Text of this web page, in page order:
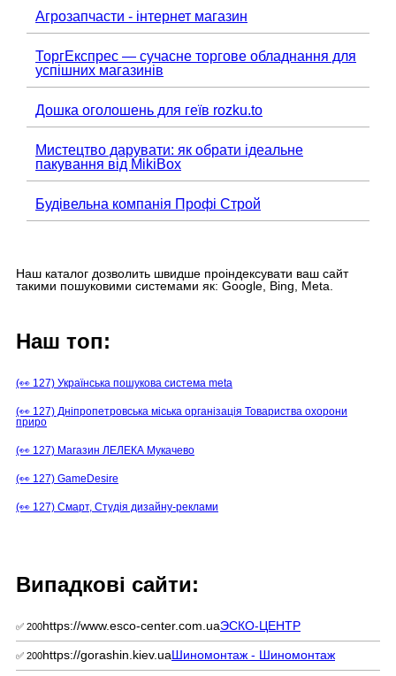
Агрозапчасти - інтернет магазин
ТоргЕкспрес — сучасне торгове обладнання для
успішних магазинів
Дошка оголошень для геїв rozku.to
Мистецтво дарувати: як обрати ідеальне
пакування від MikiBox
Будівельна компанія Профі Строй
Наш каталог дозволить швидше проіндексувати ваш сайт
такими пошуковими системами як: Google, Bing, Meta.
Наш топ:
(👀 127) Українська пошукова система meta
(👀 127) Дніпропетровська міська організація Товариства охорони
приро
(👀 127) Магазин ЛЕЛЕКА Мукачево
(👀 127) GameDesire
(👀 127) Смарт, Студія дизайну-реклами
Випадкові сайти:
✅ 200https://www.esco-center.com.uaЭСКО-ЦЕНТР
✅ 200https://gorashin.kiev.uaШиномонтаж - Шиномонтаж